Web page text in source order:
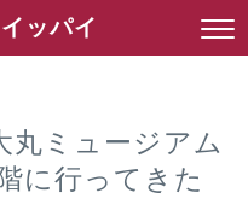
ッパイ
丸ミュージアム
に行ってきた